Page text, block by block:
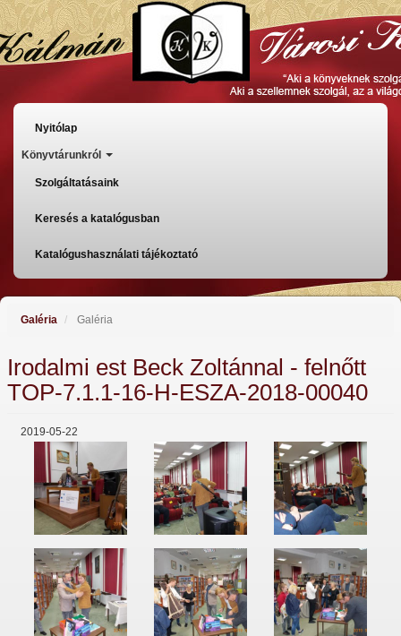
Ugrás
a
tartalomra
Főmenü
Nyitólap
Könyvtárunkról
Szolgáltatásaink
Keresés a katalógusban
Katalógushasználati tájékoztató
Galéria Galéria
Irodalmi est Beck Zoltánnal - felnőtt
TOP-7.1.1-16-H-ESZA-2018-00040
2019-05-22